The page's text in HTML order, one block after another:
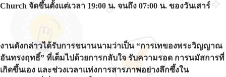
Church จัดขึ้นตั้งแต่เวลา 19:00 น. จนถึง 07:00 น. ของวันเสาร์
งานดังกล่าวได้รับการขนานนามว่าเป็น “การเทของพระวิญญาณ
อันทรงฤทธิ์” ที่เต็มไปด้วยการกลับใจ รับความรอด การนมัสการที่
เกิดขึ้นเอง และช่วงเวลาแห่งการสารภาพอย่างลึกซึ้งใน